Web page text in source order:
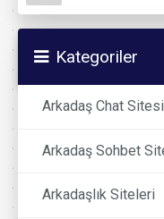
Kategoriler
Arkadaş Chat Sitesi
Arkadaş Sohbet
Arkadaşlık Siteleri